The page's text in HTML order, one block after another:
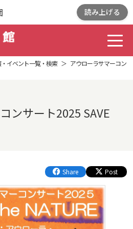
読み上げる
ICHIKAWA CITY
イベント一覧・検索
アウローラサマーコン
ンサート2025 SAVE
Share Post